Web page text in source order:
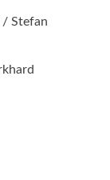
/ Stefan